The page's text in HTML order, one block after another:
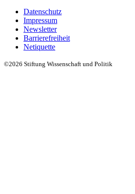
Datenschutz
Impressum
Newsletter
Barrierefreiheit
Netiquette
©2026 Stiftung Wissenschaft und Politik